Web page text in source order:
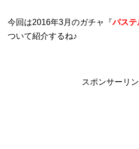
今回は2016年3月のガチャ『パステ
ついて紹介するね♪
スポンサーリ